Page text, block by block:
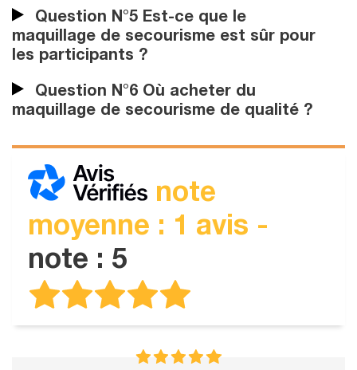
Question N°5 Est-ce que le
maquillage de secourisme est sûr pour
les participants ?
Question N°6 Où acheter du
maquillage de secourisme de qualité ?
note
moyenne : 1 avis -
note : 5